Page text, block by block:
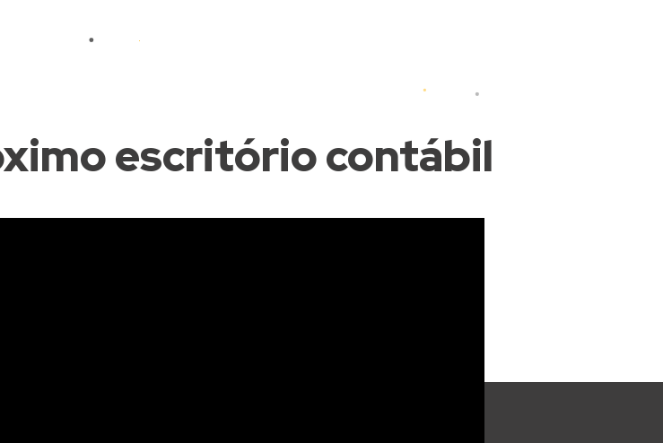
escritório contábil